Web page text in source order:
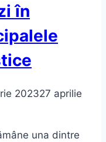
în
202327 aprilie
una dintre